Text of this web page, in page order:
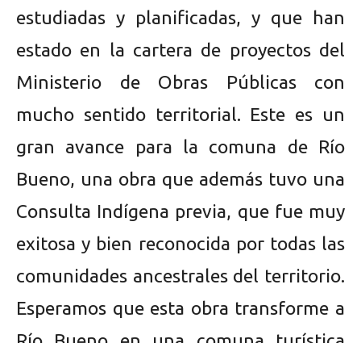
estudiadas y planificadas, y que han
estado en la cartera de proyectos del
Ministerio de Obras Públicas con
mucho sentido territorial. Este es un
gran avance para la comuna de Río
Bueno, una obra que además tuvo una
Consulta Indígena previa, que fue muy
exitosa y bien reconocida por todas las
comunidades ancestrales del territorio.
Esperamos que esta obra transforme a